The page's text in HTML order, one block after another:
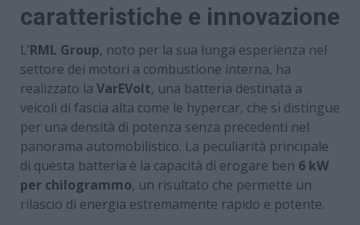
caratteristiche e innovazione
L’RML Group, noto per la sua lunga esperienza nel
settore dei motori a combustione interna, ha
realizzato la VarEVolt, una batteria destinata a
veicoli di fascia alta come le hypercar, che si distingue
per una densità di potenza senza precedenti nel
panorama automobilistico. La peculiarità principale
di questa batteria è la capacità di erogare ben 6 kW
per chilogrammo, un risultato che permette un
rilascio di energia estremamente rapido e potente.